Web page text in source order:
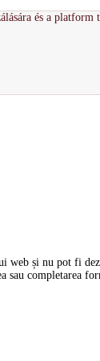
és a
web și nu pot fi
completarea